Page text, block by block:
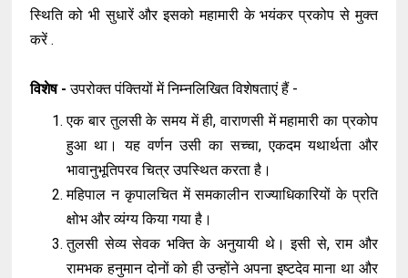
स्थिति को भी सुधारें और इसको महामारी के भयंकर प्रकोप से मुक्त
करें .
विशेष - उपरोक्त पंक्तियों में निम्नलिखित विशेषताएं हैं -
एक बार तुलसी के समय में ही, वाराणसी में महामारी का प्रकोप
हुआ था। यह वर्णन उसी का सच्चा, एकदम यथार्थता और
भावानुभूतिपरव चित्र उपस्थित करता है।
महिपाल न कृपालचित में समकालीन राज्याधिकारियों के प्रति
क्षोभ और व्यंग्य किया गया है।
तुलसी सेव्य सेवक भक्ति के अनुयायी थे। इसी से, राम और
रामभक हनुमान दोनों को ही उन्होंने अपना इष्टदेव माना था और